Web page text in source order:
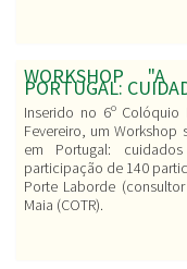
WORKSHOP
PORTUGAL:
Inserido no 6º
Fevereiro, um
em Portugal:
participação de 140
Porte Laborde
Maia (COTR).